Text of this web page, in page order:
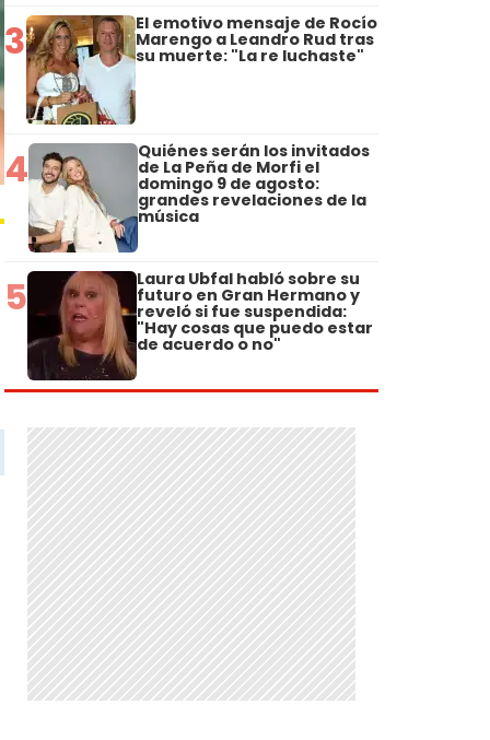
3 El emotivo mensaje de Rocío
Marengo a Leandro Rud tras
su muerte: "La re luchaste"
4 Quiénes serán los invitados
de La Peña de Morfi el
domingo 9 de agosto:
grandes revelaciones de la
música
5 Laura Ubfal habló sobre su
futuro en Gran Hermano y
reveló si fue suspendida:
"Hay cosas que puedo estar
de acuerdo o no"